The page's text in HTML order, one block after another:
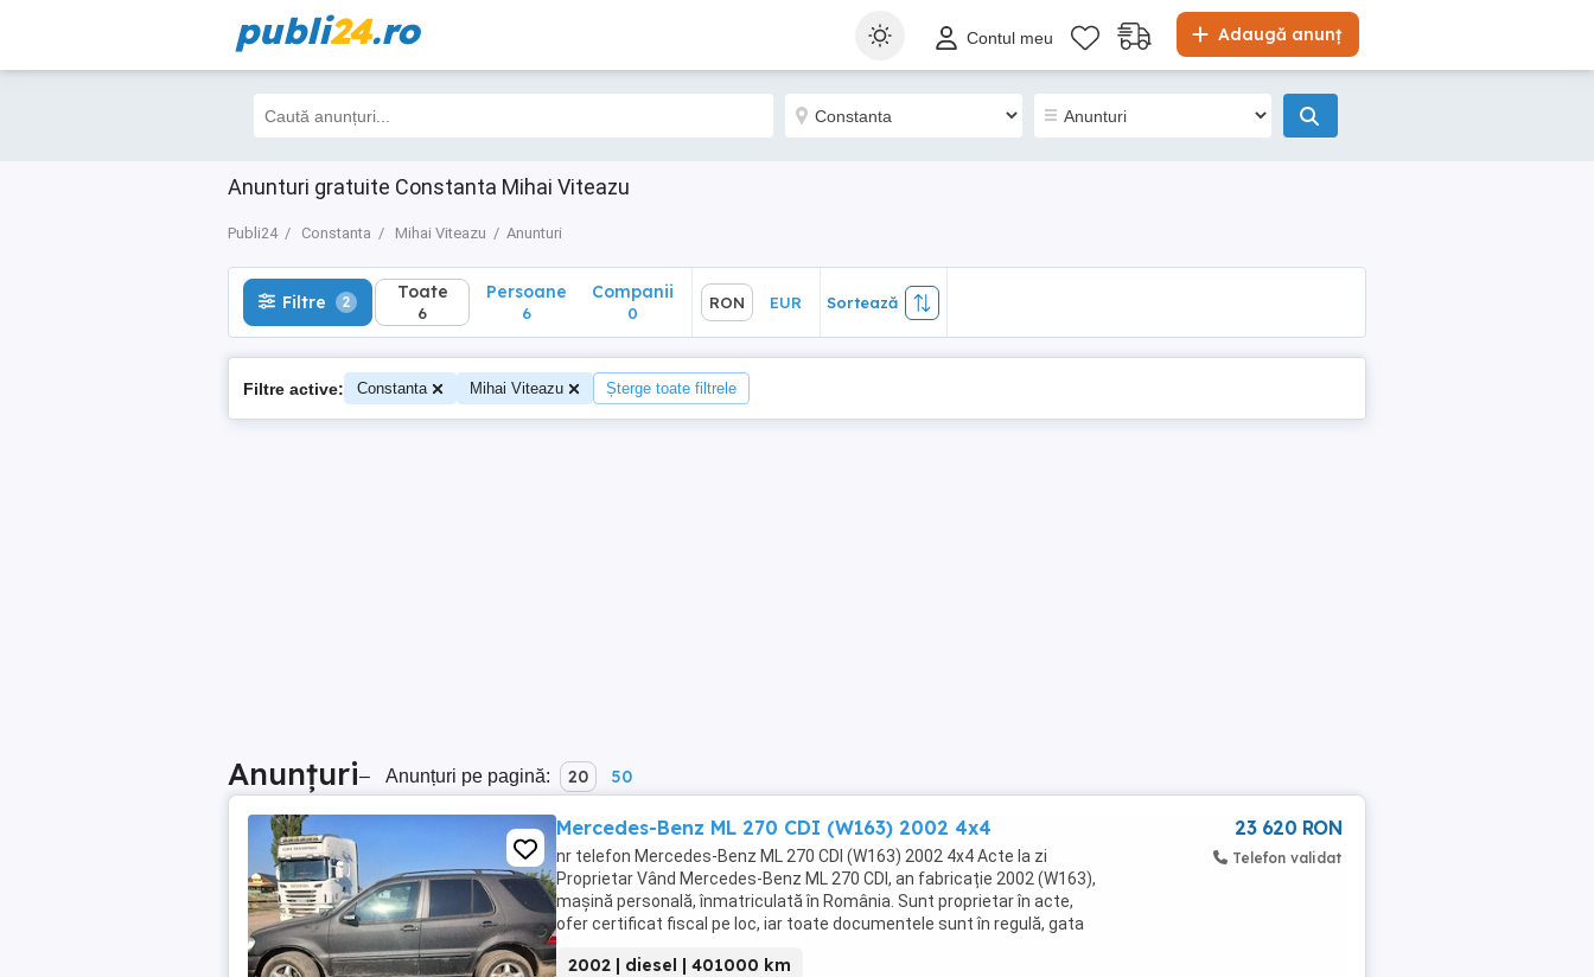
publi24.ro Adaugă anunț
Contul meu
Anunturi gratuite Constanta Mihai Viteazu
Publi24 Constanta Mihai Viteazu Anunturi
Filtre 2 Toate
6
Sortează
Filtre 2 Toate
6
Persoane
6
Companii
0
RON EUR Sortează
Filtre active: Constanta Mihai Viteazu Șterge toate filtrele
Anunțuri– Anunțuri pe pagină: 20 50
Mercedes-Benz ML 270 CDI (W163) 2002 4x4
nr telefon Mercedes-Benz ML 270 CDI (W163) 2002 4x4 Acte la zi
Proprietar Vând Mercedes-Benz ML 270 CDI, an fabricație 2002 (W163),
mașină personală, înmatriculată în România. Sunt proprietar în acte,
ofer certificat fiscal pe loc, iar toate documentele sunt în regulă, gata
2002 | diesel | 401000 km
23 620 RON
Telefon validat